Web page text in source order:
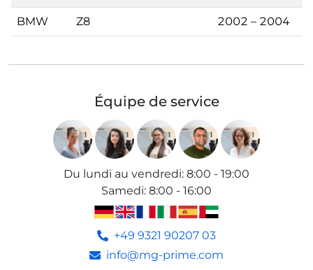
BMW Z8 2002 – 2004
Équipe de service
Du lundi au vendredi: 8:00 - 19:00
Samedi: 8:00 - 16:00
+49 9321 90207 03
info@mg-prime.com